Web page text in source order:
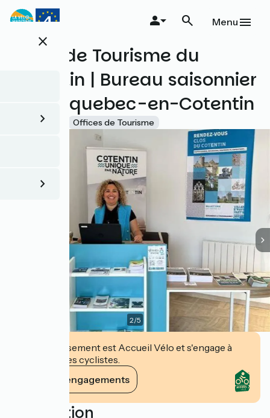
Aller
au
principalclose
Menu
Office de Tourisme du
Cotentin | Bureau saisonnier
de Bricquebec-en-Cotentin
Accueil Vélo Offices de Tourisme
2/5
Cet établissement est Accueil Vélo et s'engage à
accueillir des cyclistes.
Voir ses engagements
Description